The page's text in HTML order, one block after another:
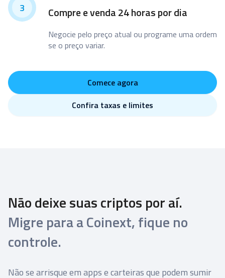
3 Compre e venda 24 horas por dia
Negocie pelo preço atual ou programe uma ordem
se o preço variar.
Comece agora
Confira taxas e limites
Não deixe suas criptos por aí.
Migre para a Coinext, fique no
controle.
Não se arrisque em apps e carteiras que podem sumir